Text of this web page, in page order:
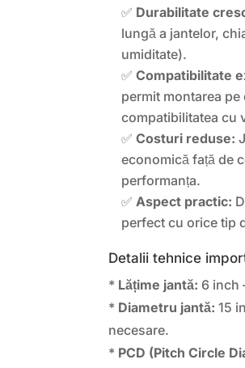
✅ Durabilitate
lungă a jantelor,
umiditate).
✅Compatibilitate
permit montarea
compatibilitatea cu
✅Costuri reduse:
economică față de
performanța.
✅ Aspect practic:
perfect cu orice tip
Detalii tehnice
* Lățime jantă: 6 inch
* Diametru jantă: 15
necesare.
* PCD (Pitch Circle